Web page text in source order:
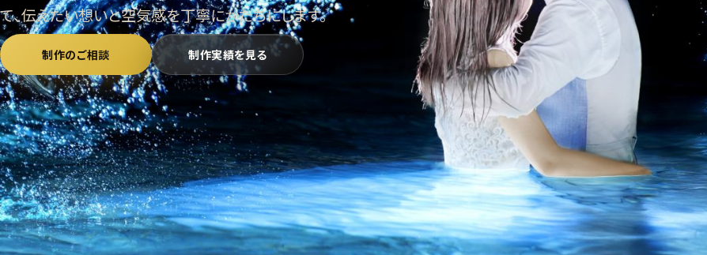
て、伝えたい想いと空気感を丁寧にかたちにします。
制作のご相談 制作実績を見る